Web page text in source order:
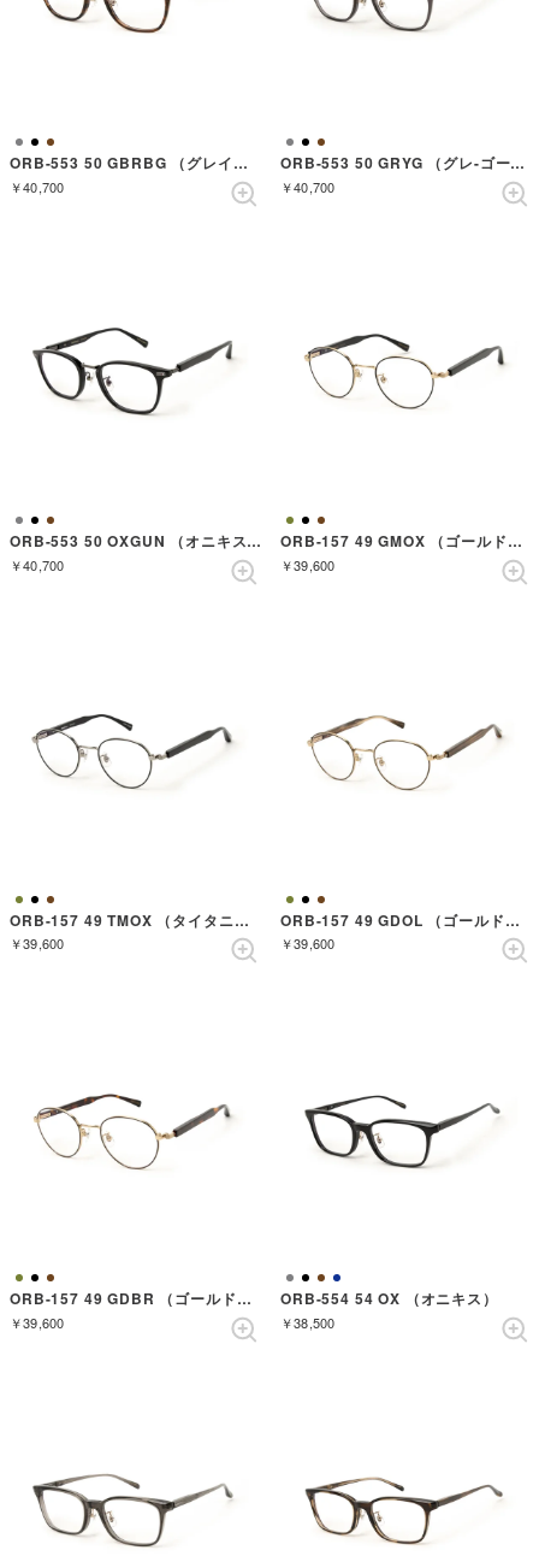
ORB-553 50 GBRBG （グレイブラウンバンブーゴールド）
￥40,700
ORB-553 50 GRYG （グレ-ゴールド）
￥40,700
ORB-553 50 OXGUN （オニキスガンメタル）
￥40,700
ORB-157 49 GMOX （ゴールドダークブラウンマットオニキス）
￥39,600
ORB-157 49 TMOX （タイタニウムマットオニキス）
￥39,600
ORB-157 49 GDOL （ゴールドダークオリーブ）
￥39,600
ORB-157 49 GDBR （ゴールドダークブラウン）
￥39,600
ORB-554 54 OX （オニキス）
￥38,500